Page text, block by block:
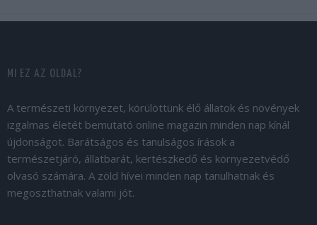
MI EZ AZ OLDAL?
A természeti környezet, körülöttünk élő állatok és növények
izgalmas életét bemutató online magazin minden nap kínál
újdonságot. Barátságos és tanulságos írások a
természetjáró, állatbarát, kertészkedő és környezetvédő
olvasó számára. A zöld hívei minden nap tanulhatnak és
megoszthatnak valami jót.